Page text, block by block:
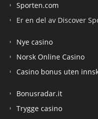
Sporten.com
Er en del av Discover
Nye casino
Norsk Online Casino
Casino bonus uten
Bonusradar.it
Trygge casino